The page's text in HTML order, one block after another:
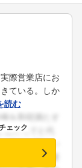
際営業店にお
ている。しか
読む
ェック